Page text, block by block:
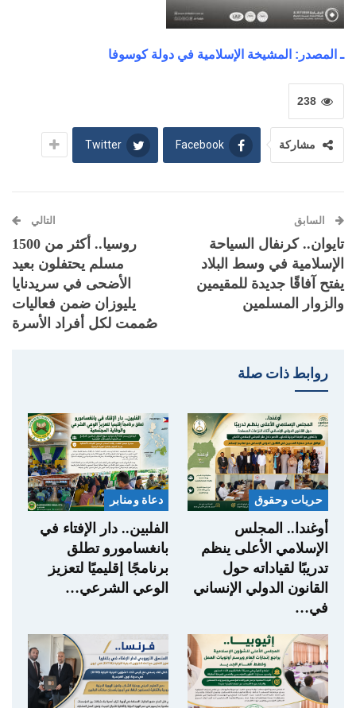
ـ المصدر: المشيخة الإسلامية في دولة كوسوفا
238
مشاركة Facebook
Twitter
السابق
تايوان.. كرنفال السياحة
الإسلامية في وسط البلاد
يفتح آفاقًا جديدة للمقيمين
والزوار المسلمين
التالي
روسيا.. أكثر من 1500
مسلم يحتفلون بعيد
الأضحى في سريدنايا
يليوزان ضمن فعاليات
صُممت لكل أفراد الأسرة
روابط ذات صلة
حريات وحقوق
أوغندا.. المجلس
الإسلامي الأعلى ينظم
تدريبًا لقياداته حول
القانون الدولي الإنساني
في…
دعاة ومنابر
الفلبين.. دار الإفتاء في
بانغسامورو تطلق
برنامجًا إقليميًا لتعزيز
الوعي الشرعي…